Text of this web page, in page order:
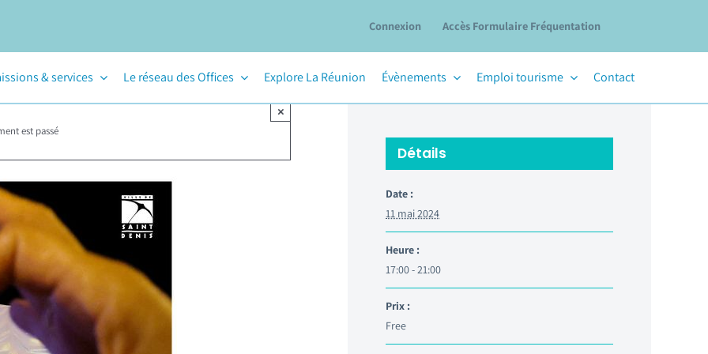
Connexion Accès Formulaire Fréquentation
& services Le réseau des Offices Explore La Réunion Évènements Emploi tourisme Contact
est passé
×
Détails
Date :
11 mai 2024
Heure :
17:00 - 21:00
Prix :
Free